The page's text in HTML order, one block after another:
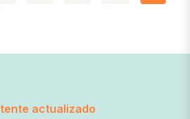
actualizado